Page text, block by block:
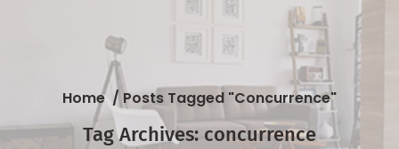
Home/ Posts Tagged "concurrence"
Tag Archives: concurrence